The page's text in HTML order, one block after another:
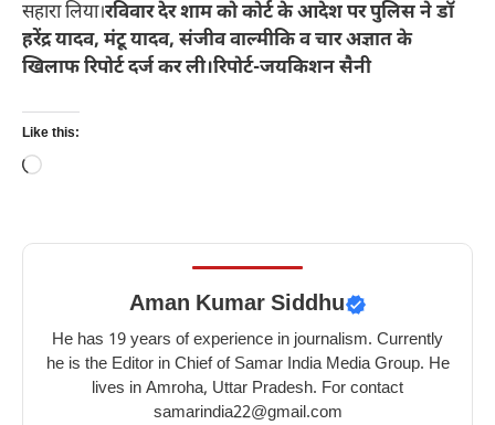
सहारा लिया।रविवार देर शाम को कोर्ट के आदेश पर पुलिस ने डॉ
हरेंद्र यादव, मंटू यादव, संजीव वाल्मीकि व चार अज्ञात के
खिलाफ रिपोर्ट दर्ज कर ली।रिपोर्ट-जयकिशन सैनी
Like this:
Loading…
Aman Kumar Siddhu
He has 19 years of experience in journalism. Currently
he is the Editor in Chief of Samar India Media Group. He
lives in Amroha, Uttar Pradesh. For contact
samarindia22@gmail.com